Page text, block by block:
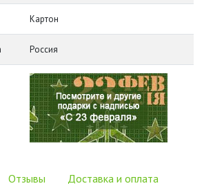
Картон
Россия
Отзывы Доставка и оплата